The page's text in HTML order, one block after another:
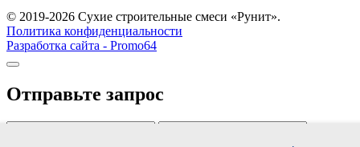
© 2019-2026 Сухие строительные смеси «Рунит».
Политика конфиденциальности
Разработка сайта - Promo64
Отправьте запрос